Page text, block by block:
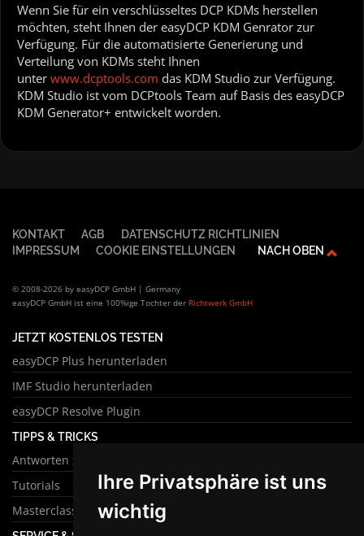
Ihre Privatsphäre ist uns
wichtig
Wenn Sie für ein verschlüsseltes DCP KDMs herstellen
möchten, steht Ihnen der easyDCP KDM Genrator zur
Verfügung. Für die automatisierte Generierung und
Verteilung von KDMs steht Ihnen
unter www.dcptools.com das KDM Studio zur Verfügung.
KDM Studio ist vom DCPtools Team auf Basis des easyDCP
KDM Generator+ entwickelt worden.
KONTAKT AGB
DATENSCHUTZ RICHTLINIEN
IMPRESSUM
COOKIE EINSTELLUNGEN NACH OBEN
© 2008-2026 by easyDCP GmbH | Germany
easyDCP GmbH ist eine 100%ige Tochter der Richtwerk GmbH
JETZT KOSTENLOS TESTEN
easyDCP Plus herunterladen
IMF Studio herunterladen
easyDCP Resolve Plugin
TIPPS & TRICKS
Antworten zu häufigen Fragen
Tutorials
Masterclass